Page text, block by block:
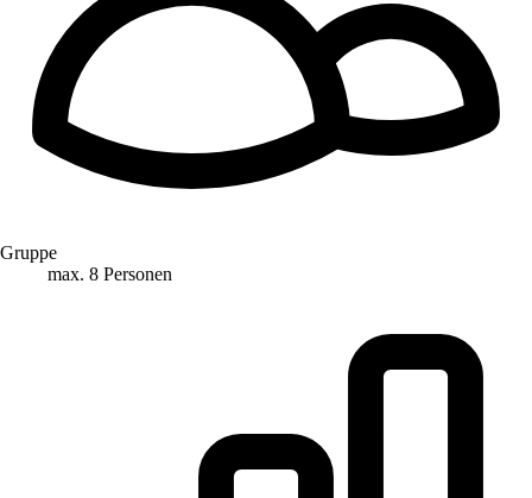
Gruppe
max. 8 Personen